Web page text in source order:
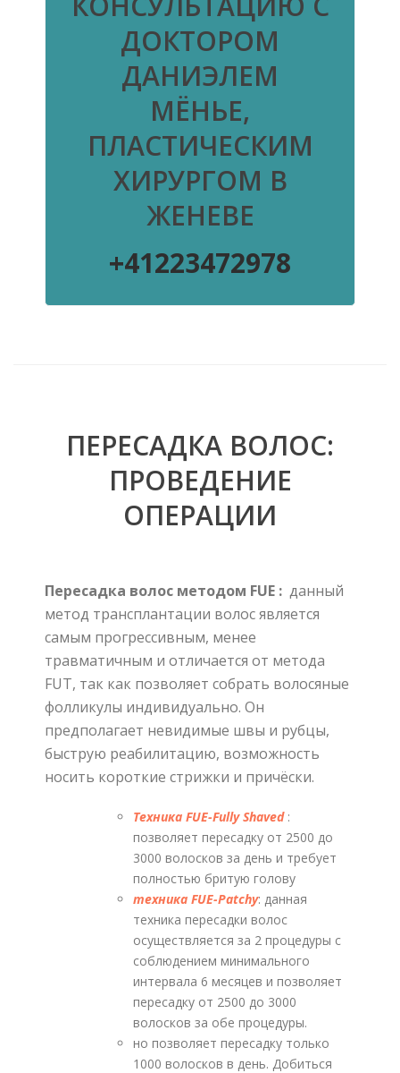
ДОКТОРОМ
ДАНИЭЛЕМ
МЁНЬЕ,
ПЛАСТИЧЕСКИМ
ХИРУРГОМ В
ЖЕНЕВЕ
+41223472978
ПЕРЕСАДКА ВОЛОС:
ПРОВЕДЕНИЕ
ОПЕРАЦИИ
Пересадка волос методом FUE : данный
метод трансплантации волос является
самым прогрессивным, менее
травматичным и отличается от метода
FUT, так как позволяет собрать волосяные
фолликулы индивидуально. Он
предполагает невидимые швы и рубцы,
быструю реабилитацию, возможность
носить короткие стрижки и причёски.
Техника FUE-Fully Shaved:
позволяет пересадку от 2500 до
3000 волосков за день и требует
полностью бритую голову
техника FUE-Patchy: данная
техника пересадки волос
осуществляется за 2 процедуры с
соблюдением минимального
интервала 6 месяцев и позволяет
пересадку от 2500 до 3000
волосков за обе процедуры.
но позволяет пересадку только
1000 волосков в день. Добиться